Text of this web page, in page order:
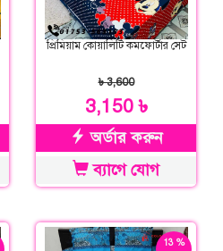
প্রিমিয়াম কোয়ালিটি কমফোর্টার সেট
৳ 3,600
3,150 ৳
অর্ডার করুন
ব্যাগে যোগ
13 %